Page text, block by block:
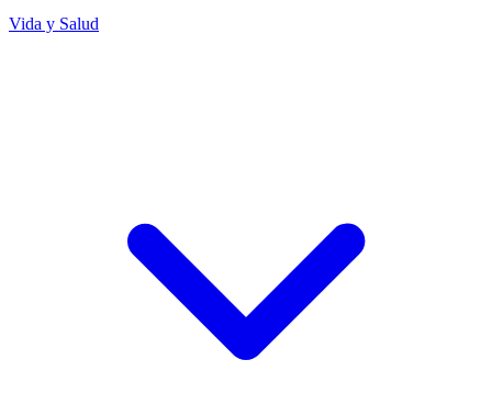
Vida y Salud